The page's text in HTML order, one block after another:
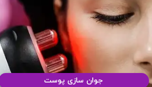
جوان سازی پوست